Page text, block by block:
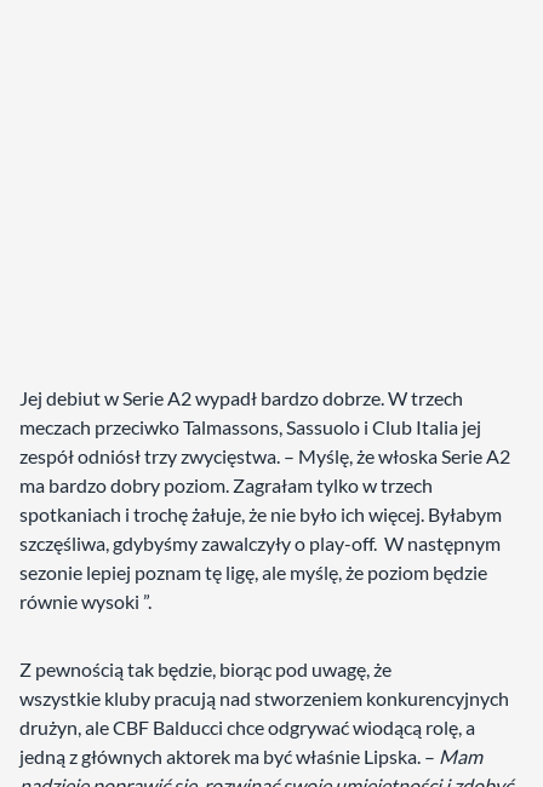
Jej debiut w Serie A2 wypadł bardzo dobrze. W trzech
meczach przeciwko Talmassons, Sassuolo i Club Italia jej
zespół odniósł trzy zwycięstwa. – Myślę, że włoska Serie A2
ma bardzo dobry poziom. Zagrałam tylko w trzech
spotkaniach i trochę żałuje, że nie było ich więcej. Byłabym
szczęśliwa, gdybyśmy zawalczyły o play-off. W następnym
sezonie lepiej poznam tę ligę, ale myślę, że poziom będzie
równie wysoki ”.
Z pewnością tak będzie, biorąc pod uwagę, że
wszystkie kluby pracują nad stworzeniem konkurencyjnych
drużyn, ale CBF Balducci chce odgrywać wiodącą rolę, a
jedną z głównych aktorek ma być właśnie Lipska. – Mam